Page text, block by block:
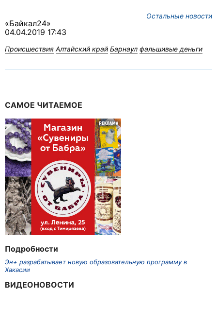
Остальные новости
«Байкал24»
04.04.2019 17:43
Происшествия Алтайский край Барнаул фальшивые деньги
САМОЕ ЧИТАЕМОЕ
Подробности
Эн+ разрабатывает новую образовательную программу в
Хакасии
ВИДЕОНОВОСТИ